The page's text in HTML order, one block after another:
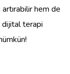
hem de
dijital terapi